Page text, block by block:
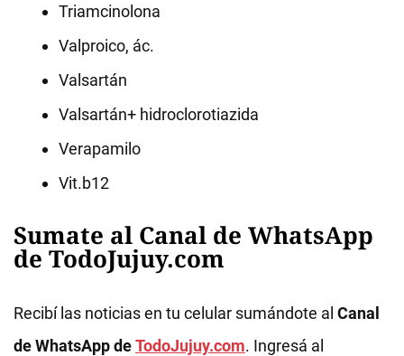
Triamcinolona
Valproico, ác.
Valsartán
Valsartán+ hidroclorotiazida
Verapamilo
Vit.b12
Sumate al Canal de WhatsApp
de TodoJujuy.com
Recibí las noticias en tu celular sumándote al Canal
de WhatsApp deTodoJujuy.com. Ingresá al